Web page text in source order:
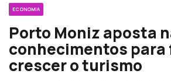
ECONOMIA
Porto Moniz aposta
conhecimentos para
crescer o turismo